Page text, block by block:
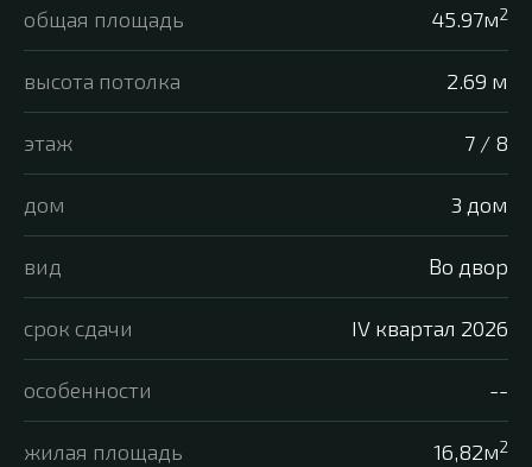
общая площадь 45.97м2
высота потолка 2.69 м
этаж 7 / 8
дом 3 дом
вид Во двор
срок сдачи IV квартал 2026
особенности --
жилая площадь 16,82м2